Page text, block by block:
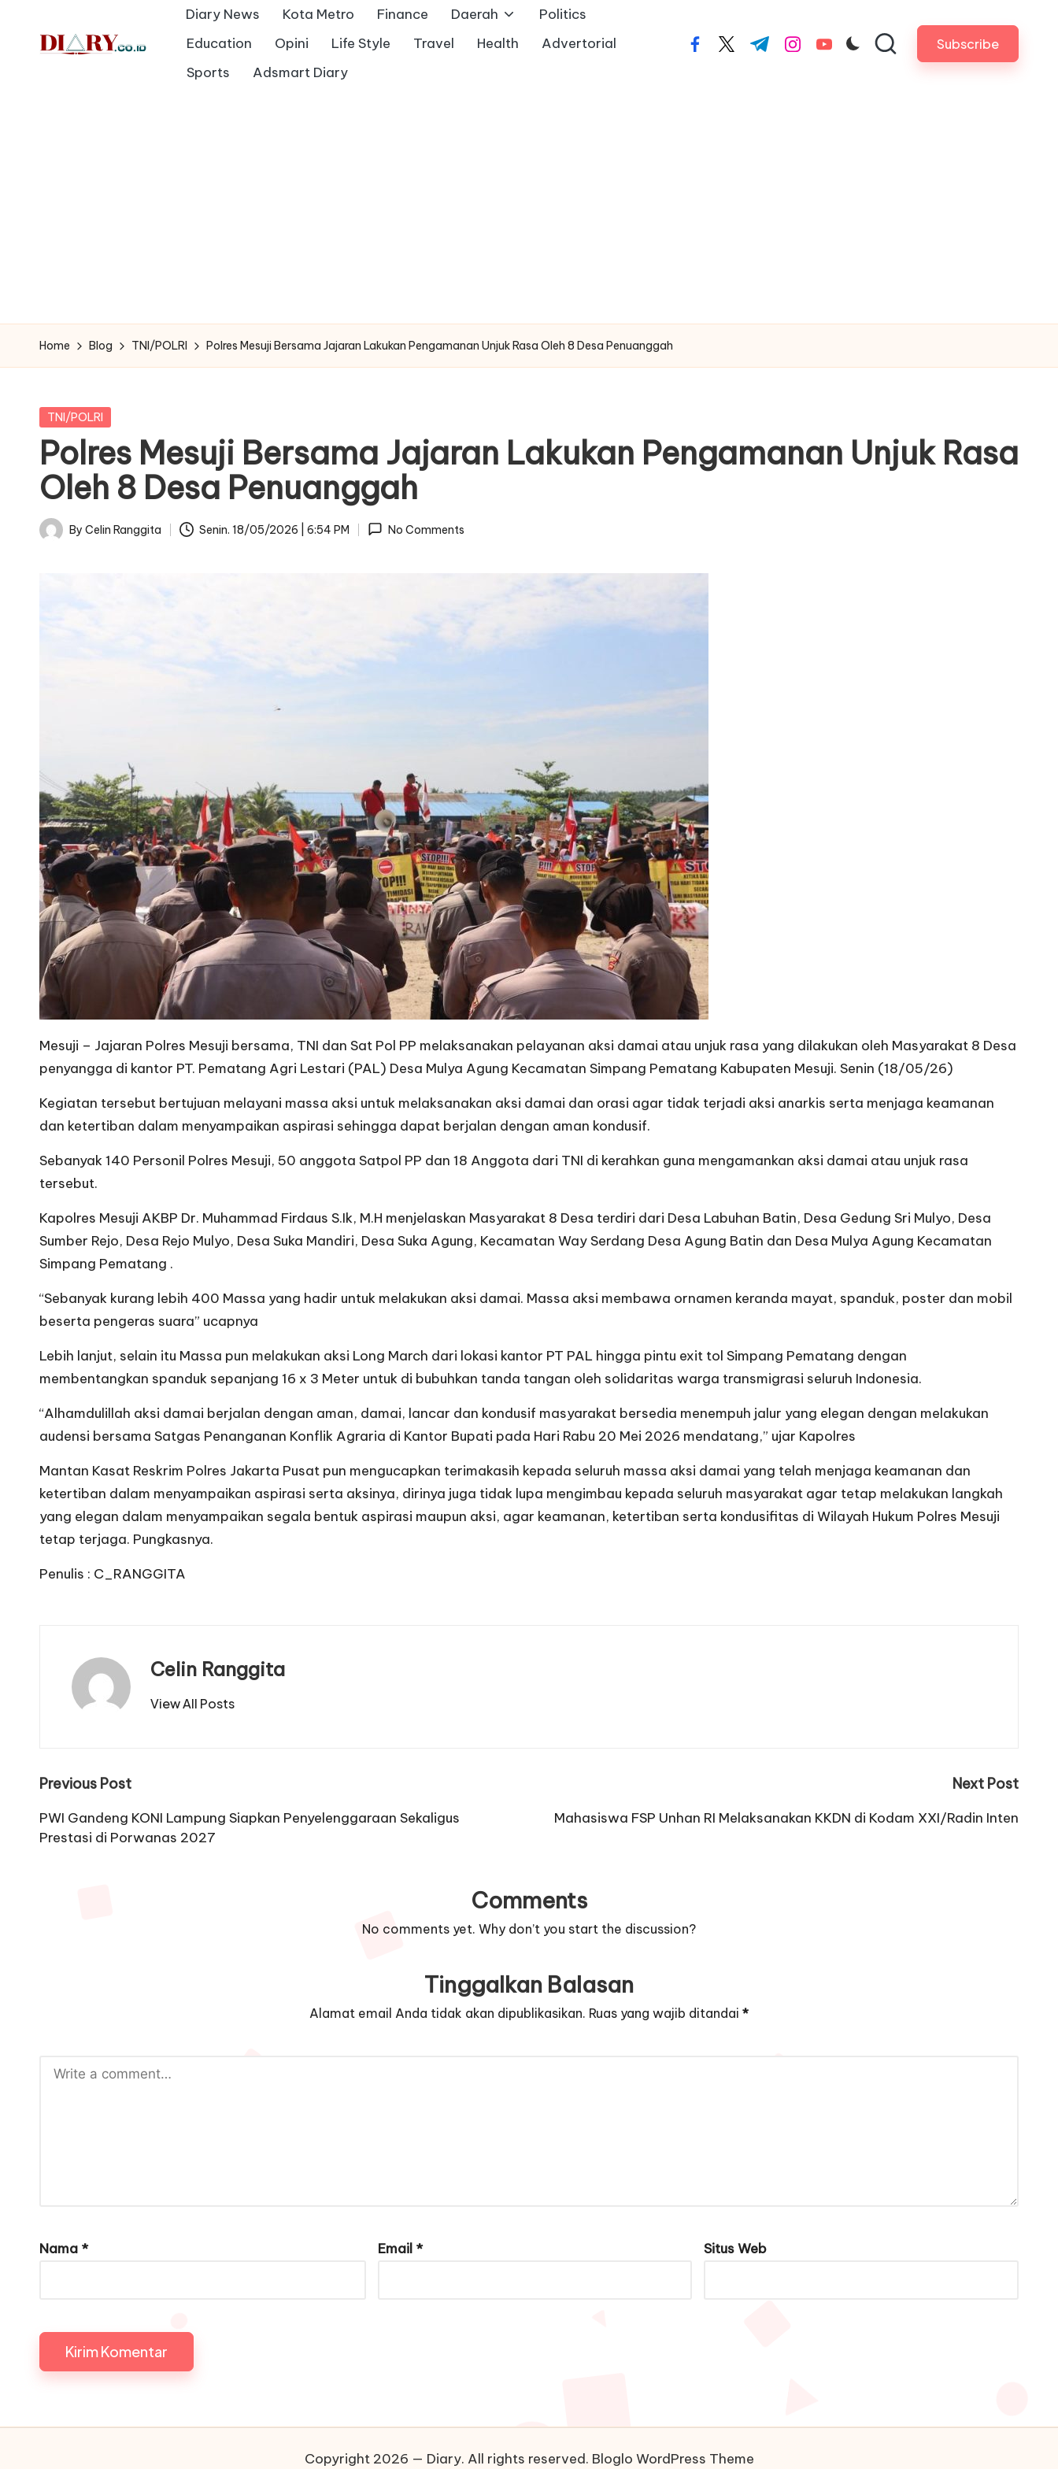
Diary News Kota Metro Finance Daerah
Politics
Education
Opini Life Style Travel Health
Advertorial
Sports
Adsmart Diary
facebook.com
twitter.com
t.me instagram.com
youtube.com Subscribe
Home Blog TNI/POLRI Polres Mesuji Bersama Jajaran Lakukan Pengamanan Unjuk Rasa Oleh 8 Desa Penuanggah
Posted
TNI/POLRI
Polres Mesuji Bersama Jajaran Lakukan Pengamanan Unjuk Rasa
Oleh 8 Desa Penuanggah
Posted
By Celin Ranggita Senin. 18/05/2026 | 6:54 PM No Comments
Mesuji – Jajaran Polres Mesuji bersama, TNI dan Sat Pol PP melaksanakan pelayanan aksi damai atau unjuk rasa yang dilakukan oleh Masyarakat 8 Desa
penyangga di kantor PT. Pematang Agri Lestari (PAL) Desa Mulya Agung Kecamatan Simpang Pematang Kabupaten Mesuji. Senin (18/05/26)
Kegiatan tersebut bertujuan melayani massa aksi untuk melaksanakan aksi damai dan orasi agar tidak terjadi aksi anarkis serta menjaga keamanan
dan ketertiban dalam menyampaikan aspirasi sehingga dapat berjalan dengan aman kondusif.
Sebanyak 140 Personil Polres Mesuji, 50 anggota Satpol PP dan 18 Anggota dari TNI di kerahkan guna mengamankan aksi damai atau unjuk rasa
tersebut.
Kapolres Mesuji AKBP Dr. Muhammad Firdaus S.Ik, M.H menjelaskan Masyarakat 8 Desa terdiri dari Desa Labuhan Batin, Desa Gedung Sri Mulyo, Desa
Sumber Rejo, Desa Rejo Mulyo, Desa Suka Mandiri, Desa Suka Agung, Kecamatan Way Serdang Desa Agung Batin dan Desa Mulya Agung Kecamatan
Simpang Pematang .
“Sebanyak kurang lebih 400 Massa yang hadir untuk melakukan aksi damai. Massa aksi membawa ornamen keranda mayat, spanduk, poster dan mobil
beserta pengeras suara” ucapnya
Lebih lanjut, selain itu Massa pun melakukan aksi Long March dari lokasi kantor PT PAL hingga pintu exit tol Simpang Pematang dengan
membentangkan spanduk sepanjang 16 x 3 Meter untuk di bubuhkan tanda tangan oleh solidaritas warga transmigrasi seluruh Indonesia.
“Alhamdulillah aksi damai berjalan dengan aman, damai, lancar dan kondusif masyarakat bersedia menempuh jalur yang elegan dengan melakukan
audensi bersama Satgas Penanganan Konflik Agraria di Kantor Bupati pada Hari Rabu 20 Mei 2026 mendatang,” ujar Kapolres
Mantan Kasat Reskrim Polres Jakarta Pusat pun mengucapkan terimakasih kepada seluruh massa aksi damai yang telah menjaga keamanan dan
ketertiban dalam menyampaikan aspirasi serta aksinya, dirinya juga tidak lupa mengimbau kepada seluruh masyarakat agar tetap melakukan langkah
yang elegan dalam menyampaikan segala bentuk aspirasi maupun aksi, agar keamanan, ketertiban serta kondusifitas di Wilayah Hukum Polres Mesuji
tetap terjaga. Pungkasnya.
Penulis : C_RANGGITA
Celin Ranggita
View All Posts
Post
navigation
Previous Post
PWI Gandeng KONI Lampung Siapkan Penyelenggaraan Sekaligus
Prestasi di Porwanas 2027
Next Post
Mahasiswa FSP Unhan RI Melaksanakan KKDN di Kodam XXI/Radin Inten
Comments
No comments yet. Why don’t you start the discussion?
Tinggalkan Balasan
Alamat email Anda tidak akan dipublikasikan. Ruas yang wajib ditandai *
Nama * Email * Situs Web
Copyright 2026 — Diary. All rights reserved. Bloglo WordPress Theme